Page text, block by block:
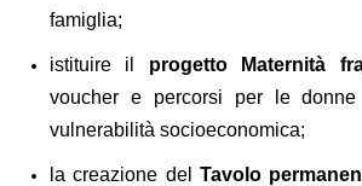
famiglia;
istituire il progetto Maternità
voucher e percorsi per le
vulnerabilità socioeconomica;
la creazione del Tavolo